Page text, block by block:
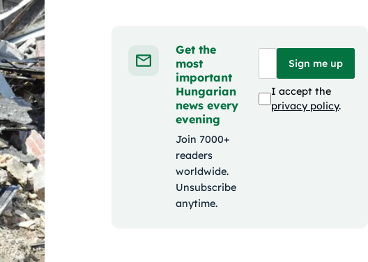
Get the
most
important
Hungarian
news every
evening
Join 7000+
readers
worldwide.
Unsubscribe
anytime.
Sign me up
I accept the
privacy policy.